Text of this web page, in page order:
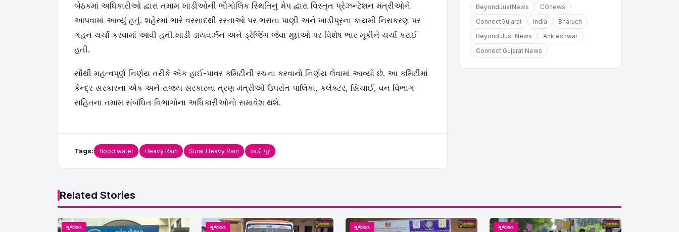
બેઠકમાં અધિકારીઓ દ્વારા તમામ ખાડીઓની ભૌગોલિક સ્થિતિનું મેપ દ્વારા વિસ્તૃત પ્રેઝન્ટેશન મંત્રીઓને
આપવામાં આવ્યું હતું. શહેરમાં ભારે વરસાદથી રસ્તાઓ પર ભરાતા પાણી અને ખાડીપૂરના કાયમી નિરાકરણ પર
ગહન ચર્ચા કરવામાં આવી હતી.ખાડી ડાયવર્ઝન અને ડ્રેજિંગ જેવા મુદ્દાઓ પર વિશેષ ભાર મૂકીને ચર્ચા કરાઈ
હતી.
સૌથી મહત્વપૂર્ણ નિર્ણય તરીકે એક હાઈ-પાવર કમિટીની રચના કરવાનો નિર્ણય લેવામાં આવ્યો છે. આ કમિટીમાં
કેન્દ્ર સરકારના એક અને રાજ્ય સરકારના ત્રણ મંત્રીઓ ઉપરાંત પાલિકા, કલેક્ટર, સિંચાઈ, વન વિભાગ
સહિતના તમામ સંબંધિત વિભાગોના અધિકારીઓનો સમાવેશ થશે.
Tags: flood water Heavy Rain Surat Heavy Rain ખાડી પૂર
BeyondJustNews
CGnews
ConnectGujarat
India
Bharuch
Beyond Just News
Ankleshwar
Connect Gujarat News
Related Stories
ગુજરાત ગુજરાત ગુજરાત ગુજરાત